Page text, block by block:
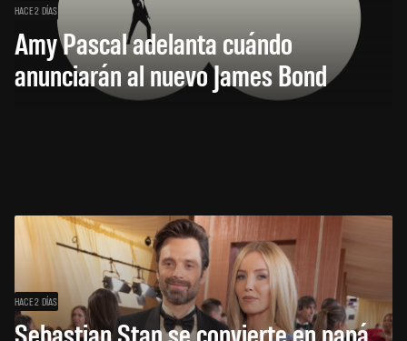
HACE 2 DÍAS
Amy Pascal adelanta cuándo
anunciarán al nuevo James Bond
HACE 2 DÍAS
Sebastian Stan se convierte en papá